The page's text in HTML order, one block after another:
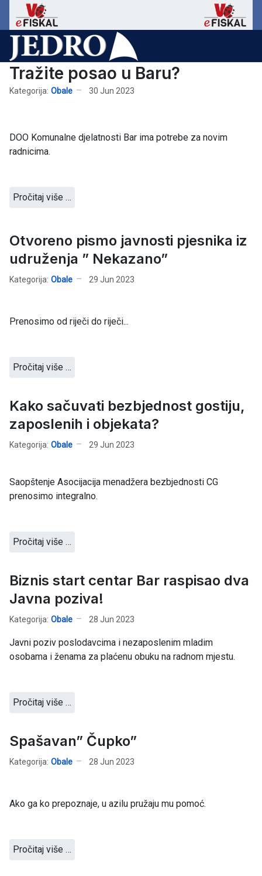
Tražite posao u Baru?
Kategorija: Obale 30 Jun 2023
DOO Komunalne djelatnosti Bar ima potrebe za novim
radnicima.
Pročitaj više …
Otvoreno pismo javnosti pjesnika iz
udruženja ” Nekazano”
Kategorija: Obale 29 Jun 2023
Prenosimo od riječi do riječi...
Pročitaj više …
Kako sačuvati bezbjednost gostiju,
zaposlenih i objekata?
Kategorija: Obale 29 Jun 2023
Saopštenje Asocijacija menadžera bezbjednosti CG
prenosimo integralno.
Pročitaj više …
Biznis start centar Bar raspisao dva
Javna poziva!
Kategorija: Obale 28 Jun 2023
Javni poziv poslodavcima i nezaposlenim mladim
osobama i ženama za plaćenu obuku na radnom mjestu.
Pročitaj više …
Spašavan” Čupko”
Kategorija: Obale 28 Jun 2023
Ako ga ko prepoznaje, u azilu pružaju mu pomoć.
Pročitaj više …